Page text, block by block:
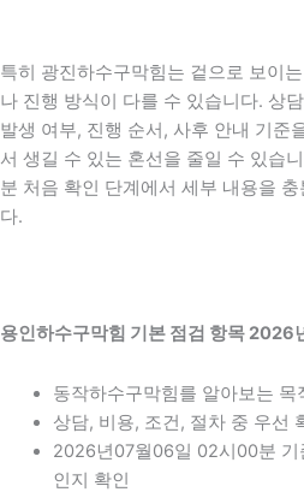
특히 광진하수구막힘는 겉으로 보이
나 진행 방식이 다를 수 있습니다. 상
발생 여부, 진행 순서, 사후 안내 기준
서 생길 수 있는 혼선을 줄일 수 있습
분 처음 확인 단계에서 세부 내용을
다.
용인하수구막힘 기본 점검 항목
동작하수구막힘를 알아보는 목
상담, 비용, 조건, 절차 중 우선
2026년07월06일 02시00분 기
인지 확인